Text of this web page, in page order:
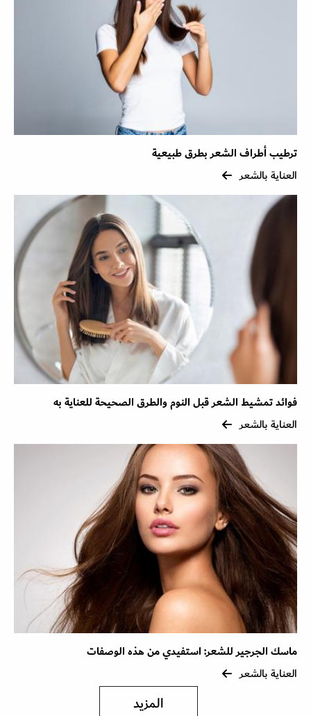
ترطيب أطراف الشعر بطرق طبيعية
العناية بالشعر
فوائد تمشيط الشعر قبل النوم والطرق الصحيحة للعناية به
العناية بالشعر
ماسك الجرجير للشعر: استفيدي من هذه الوصفات
العناية بالشعر
المزيد